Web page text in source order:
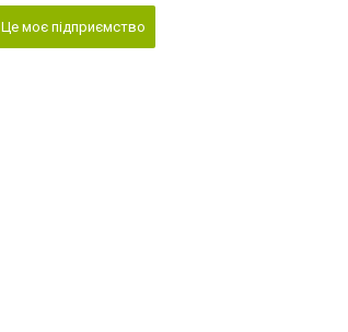
Це моє підприємство